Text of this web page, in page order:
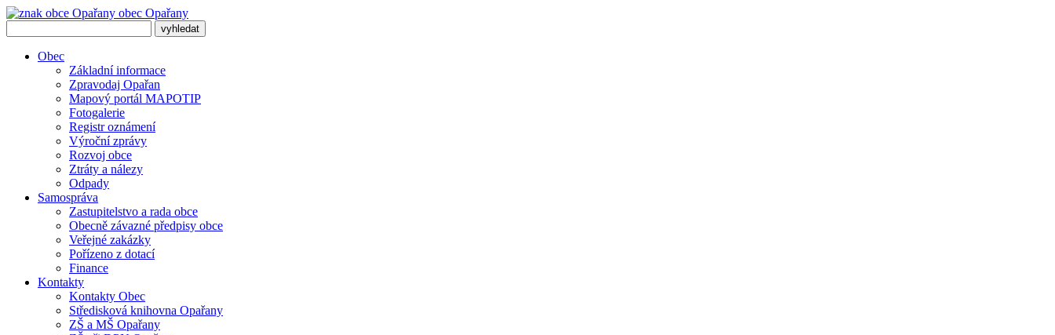
obec Opařany
Obec
Základní informace
Zpravodaj Opařan
Mapový portál MAPOTIP
Fotogalerie
Registr oznámení
Výroční zprávy
Rozvoj obce
Ztráty a nálezy
Odpady
Samospráva
Zastupitelstvo a rada obce
Obecně závazné předpisy obce
Veřejné zakázky
Pořízeno z dotací
Finance
Kontakty
Kontakty Obec
Středisková knihovna Opařany
ZŠ a MŠ Opařany